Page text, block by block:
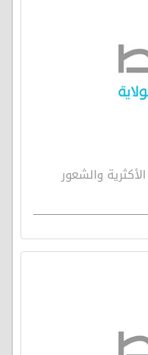
اتباع الأكثرية والشعور